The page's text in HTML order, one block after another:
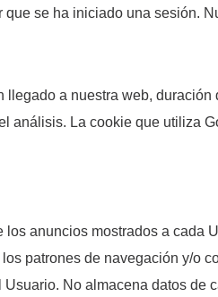
se ha iniciado una sesión.
a nuestra web,
análisis. La cookie que utiliza
los anuncios mostrados a
patrones de navegación y/o
No almacena datos de